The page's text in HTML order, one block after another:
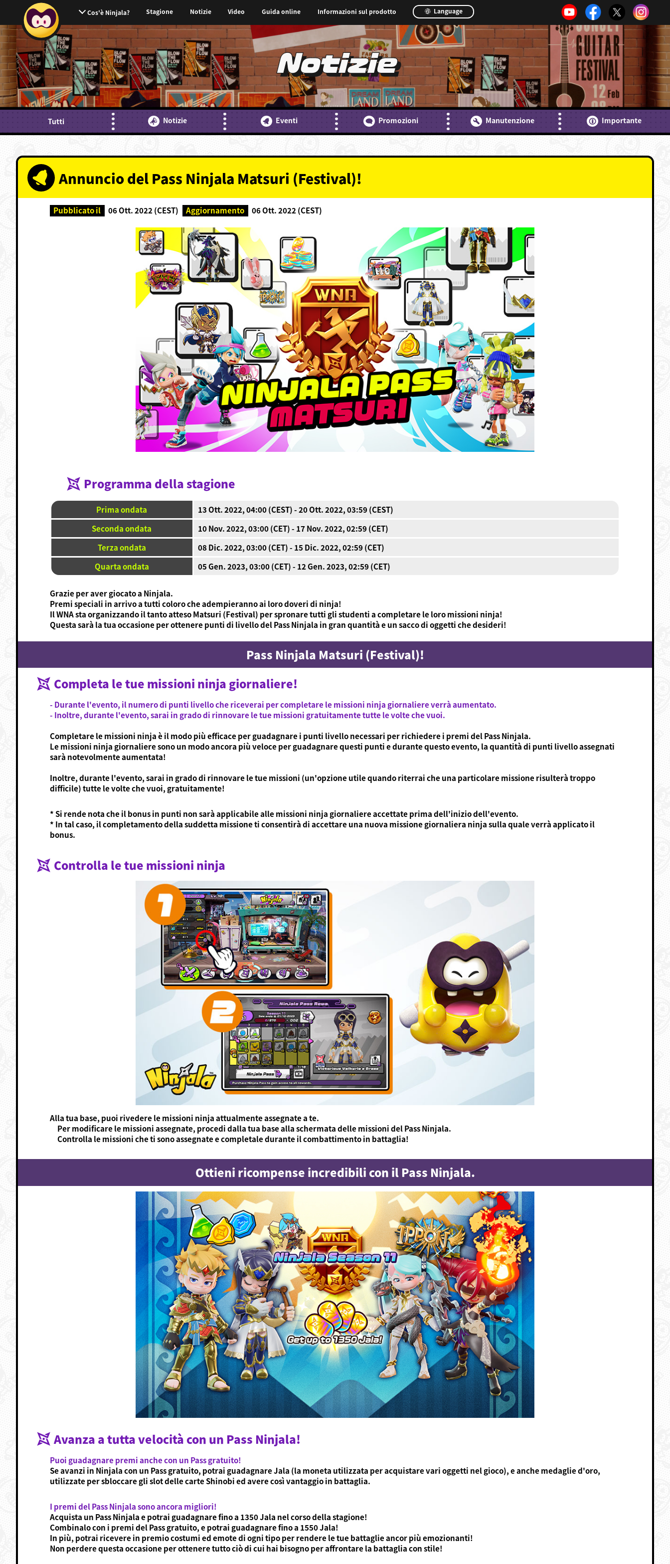
Cos'è Ninjala? Stagione Notizie Video Guida online Informazioni sul prodotto Language
Notizie
Tutti Notizie Eventi Promozioni Manutenzione Importante
Annuncio del Pass Ninjala Matsuri (Festival)!
Pubblicato il 06 Ott. 2022 (CEST) Aggiornamento 06 Ott. 2022 (CEST)
Programma della stagione
Prima ondata
13 Ott. 2022, 04:00 (CEST) - 20 Ott. 2022, 03:59 (CEST)
Seconda ondata
10 Nov. 2022, 03:00 (CET) - 17 Nov. 2022, 02:59 (CET)
Terza ondata
08 Dic. 2022, 03:00 (CET) - 15 Dic. 2022, 02:59 (CET)
Quarta ondata
05 Gen. 2023, 03:00 (CET) - 12 Gen. 2023, 02:59 (CET)
Grazie per aver giocato a Ninjala.
Premi speciali in arrivo a tutti coloro che adempieranno ai loro doveri di ninja!
Il WNA sta organizzando il tanto atteso Matsuri (Festival) per spronare tutti gli studenti a completare le loro missioni ninja!
Questa sarà la tua occasione per ottenere punti di livello del Pass Ninjala in gran quantità e un sacco di oggetti che desideri!
Pass Ninjala Matsuri (Festival)!
Completa le tue missioni ninja giornaliere!
- Durante l'evento, il numero di punti livello che riceverai per completare le missioni ninja giornaliere verrà aumentato.
- Inoltre, durante l'evento, sarai in grado di rinnovare le tue missioni gratuitamente tutte le volte che vuoi.
Completare le missioni ninja è il modo più efficace per guadagnare i punti livello necessari per richiedere i premi del Pass Ninjala.
Le missioni ninja giornaliere sono un modo ancora più veloce per guadagnare questi punti e durante questo evento, la quantità di punti livello assegnati
sarà notevolmente aumentata!
Inoltre, durante l'evento, sarai in grado di rinnovare le tue missioni (un'opzione utile quando riterrai che una particolare missione risulterà troppo
difficile) tutte le volte che vuoi, gratuitamente!
* Si rende nota che il bonus in punti non sarà applicabile alle missioni ninja giornaliere accettate prima dell'inizio dell'evento.
* In tal caso, il completamento della suddetta missione ti consentirà di accettare una nuova missione giornaliera ninja sulla quale verrà applicato il
bonus.
Controlla le tue missioni ninja
Alla tua base, puoi rivedere le missioni ninja attualmente assegnate a te.
Per modificare le missioni assegnate, procedi dalla tua base alla schermata delle missioni del Pass Ninjala.
Controlla le missioni che ti sono assegnate e completale durante il combattimento in battaglia!
Ottieni ricompense incredibili con il Pass Ninjala.
Avanza a tutta velocità con un Pass Ninjala!
Puoi guadagnare premi anche con un Pass gratuito!
Se avanzi in Ninjala con un Pass gratuito, potrai guadagnare Jala (la moneta utilizzata per acquistare vari oggetti nel gioco), e anche medaglie d'oro,
utilizzate per sbloccare gli slot delle carte Shinobi ed avere così vantaggio in battaglia.
I premi del Pass Ninjala sono ancora migliori!
Acquista un Pass Ninjala e potrai guadagnare fino a 1350 Jala nel corso della stagione!
Combinalo con i premi del Pass gratuito, e potrai guadagnare fino a 1550 Jala!
In più, potrai ricevere in premio costumi ed emote di ogni tipo per rendere le tue battaglie ancor più emozionanti!
Non perdere questa occasione per ottenere tutto ciò di cui hai bisogno per affrontare la battaglia con stile!